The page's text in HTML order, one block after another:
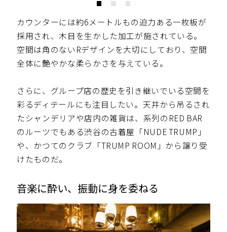
カウンターには約6メートルもの迫力ある一枚板が
採用され、木目を生かした加工が施されている。
空間は角のないRデザインを大切にしており、空間
全体に艶やかな柔らかさを与えている。
さらに、グループ店の歴史を引き継いでいる空間を
彩るディテールにも注目したい。天井から吊るされ
たシャンデリアや店内の雑貨は、系列のRED BAR
のルーツでもある渋谷の古着屋「NUDE TRUMP」
や、かつてのクラブ「TRUMP ROOM」から譲り受
けたものだ。
音楽に酔い、振動に身を委ねる